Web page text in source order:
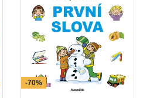
-70%